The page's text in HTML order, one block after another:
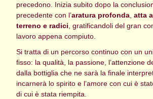
precedono. Inizia subito dopo la
precedente con l’aratura profonda,atta
terreno e radici, gratificandoli del gran
lavoro appena compiuto.
Si tratta di un percorso continuo con un
fisso: la qualità, la passione, l’attenzione
dalla bottiglia che ne sarà la finale
incarnerà lo spirito e l’amore con cui è
di cui è stata riempita.